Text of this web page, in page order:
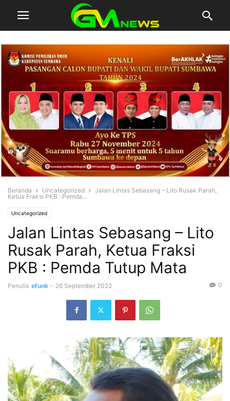
Beranda Uncategorized
Jalan Lintas Sebasang – Lito Rusak Parah,
Ketua Fraksi PKB : Pemda...
Uncategorized
Jalan Lintas Sebasang – Lito
Rusak Parah, Ketua Fraksi
PKB : Pemda Tutup Mata
Penulis efunk - 26 September 2022 0